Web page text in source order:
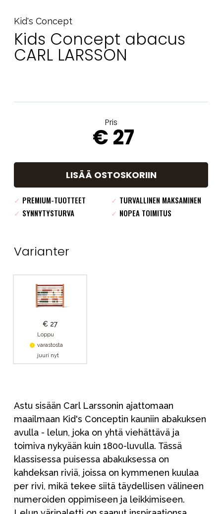
Kid's Concept
Kids Concept abacus
CARL LARSSON
Pris
€ 27
LISÄÄ OSTOSKORIIN
✓ PREMIUM-TUOTTEET ✓ TURVALLINEN MAKSAMINEN
✓ SYNNYTYSTURVA ✓ NOPEA TOIMITUS
Varianter
€ 27
Loppu
varastosta
juuri nyt
Astu sisään Carl Larssonin ajattomaan
maailmaan Kid's Conceptin kauniin abakuksen
avulla - lelun, joka on yhtä viehättävä ja
toimiva nykyään kuin 1800-luvulla. Tässä
klassisessa puisessa abakuksessa on
kahdeksan riviä, joissa on kymmenen kuulaa
per rivi, mikä tekee siitä täydellisen välineen
numeroiden oppimiseen ja leikkimiseen.
Ota meihin yhteyttä osoitteessa
Myymälämme